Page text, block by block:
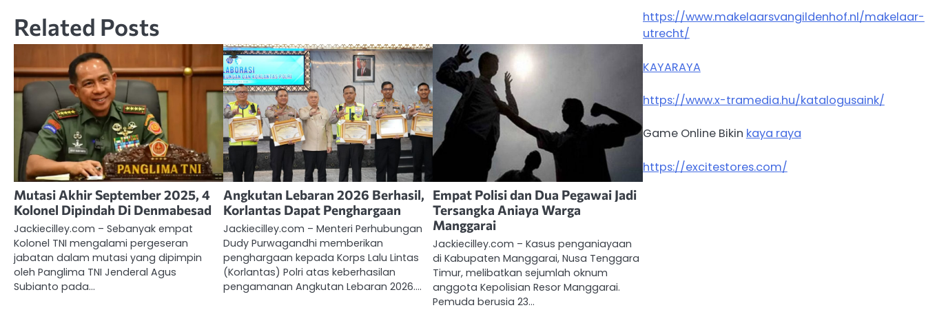
Related Posts
Mutasi Akhir September 2025, 4
Kolonel Dipindah Di Denmabesad
Jackiecilley.com – Sebanyak empat
Kolonel TNI mengalami pergeseran
jabatan dalam mutasi yang dipimpin
oleh Panglima TNI Jenderal Agus
Subianto pada…
Angkutan Lebaran 2026 Berhasil,
Korlantas Dapat Penghargaan
Jackiecilley.com – Menteri Perhubungan
Dudy Purwagandhi memberikan
penghargaan kepada Korps Lalu Lintas
(Korlantas) Polri atas keberhasilan
pengamanan Angkutan Lebaran 2026.…
Empat Polisi dan Dua Pegawai Jadi
Tersangka Aniaya Warga
Manggarai
Jackiecilley.com – Kasus penganiayaan
di Kabupaten Manggarai, Nusa Tenggara
Timur, melibatkan sejumlah oknum
anggota Kepolisian Resor Manggarai.
Pemuda berusia 23…
https://www.makelaarsvangildenhof.nl/makelaar-
utrecht/
KAYARAYA
https://www.x-tramedia.hu/katalogusaink/
Game Online Bikin kaya raya
https://excitestores.com/